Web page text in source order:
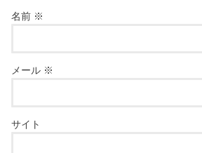
名前 ※
メール ※
サイト